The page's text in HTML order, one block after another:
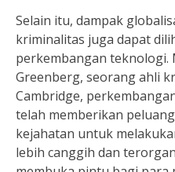
Selain itu, dampak
kriminalitas juga dapat
perkembangan teknologi.
Greenberg, seorang ahli
Cambridge,
telah memberikan
kejahatan untuk
lebih canggih dan